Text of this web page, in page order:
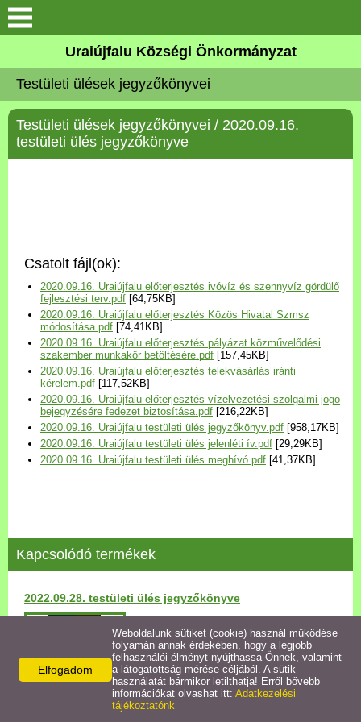
Köszöntő
Elérhetőségek
Uraiújfalu
Választási információk
Versenyképes Járások
Program
Települési Arculati
Kézikönyv
Hírek
Egyéb intézmények
Egyéb szolgáltatások
Egészségügyi ellátás
Uraiújfalu Sportegyesület
Uraiújfalu Községi Önkormányzat
Testületi ülések jegyzőkönyvei
Testületi ülések jegyzőkönyvei / 2020.09.16.
testületi ülés jegyzőkönyve
Csatolt fájl(ok):
2020.09.16. Uraiújfalu előterjesztés ivóvíz és szennyvíz gördülő
fejlesztési terv.pdf [64,75KB]
2020.09.16. Uraiújfalu előterjesztés Közös Hivatal Szmsz
módosítása.pdf [74,41KB]
2020.09.16. Uraiújfalu előterjesztés pályázat közművelődési
szakember munkakör betöltésére.pdf [157,45KB]
2020.09.16. Uraiújfalu előterjesztés telekvásárlás iránti
kérelem.pdf [117,52KB]
2020.09.16. Uraiújfalu előterjesztés vízelvezetési szolgalmi jogo
bejegyzésére fedezet biztosítása.pdf [216,22KB]
2020.09.16. Uraiújfalu testületi ülés jegyzőkönyv.pdf [958,17KB]
2020.09.16. Uraiújfalu testületi ülés jelenléti ív.pdf [29,29KB]
2020.09.16. Uraiújfalu testületi ülés meghívó.pdf [41,37KB]
Kapcsolódó termékek
2022.09.28. testületi ülés jegyzőkönyve
Részletek
Elfogadom
Weboldalunk sütiket (cookie) használ működése
folyamán annak érdekében, hogy a legjobb
felhasználói élményt nyújthassa Önnek, valamint
a látogatottság mérése céljából. A sütik
használatát bármikor letilthatja! Erről bővebb
információkat olvashat itt: Adatkezelési
tájékoztatónk